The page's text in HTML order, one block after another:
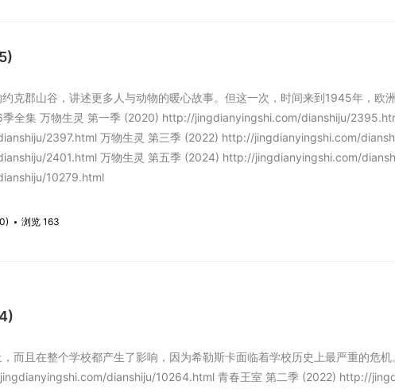
郡山谷，讲述更多人与动物的暖心故事。但这一次，时间来到1945年，欧
季全集 万物生灵 第一季 (2020) http://jingdianyingshi.com/dianshiju/
2397.html 万物生灵 第三季 (2022) http://jingdianyingshi.com/
2401.html 万物生灵 第五季 (2024) http://jingdianyingshi.com/
10279.html
浏览 163
且在整个学校都产生了影响，因为希勒斯卡面临着学校历史上最严重的危
dianshiju/10264.html 青春王室 第二季 (2022) http://